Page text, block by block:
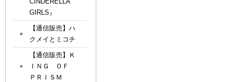
GIRLS』
【通信販売】ハ
クメイとミコチ
【通信販売】Ｋ
ＩＮＧ ＯＦ
ＰＲＩＳＭ